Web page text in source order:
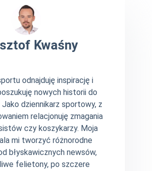
Kwaśny
odnajduję inspirację i
nowych historii do
dziennikarz sportowy, z
relacjonuję zmagania
czy koszykarzy. Moja
mi tworzyć różnorodne
błyskawicznych newsów,
felietony, po szczere